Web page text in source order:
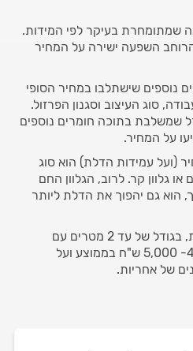
שמתומחרת בעיקר לפי המידות.
השפעה ישירה על המחיר
נוספים שישתלבו במחיר הסופי
סוג העיצוב וסגנון הפרזול.
שמשלבת בתוכה חומרים נוספים
על המחיר.
(ועל עמידות הדלת) הוא סוג
גלוון קר. לרוב, הגלוון החם
הוא גם יהפוך את הדלת ליותר
התקנת דלת ברזל סטנדרטית, בגודל של עד 2 מטרים עם
עיצובים בסיסיים תעלה 4,500- 5,000 ש"ח בממוצע ועל